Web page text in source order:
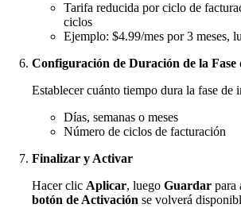
Tarifa reducida por ciclo de
ciclos
Ejemplo: $4.99/mes por 3 meses,
Configuración de Duración de la
Establecer cuánto tiempo dura la fase de
Días, semanas o meses
Número de ciclos de facturación
Finalizar y Activar
Hacer clic Aplicar, luego Guardar para
botón de Activación se volverá